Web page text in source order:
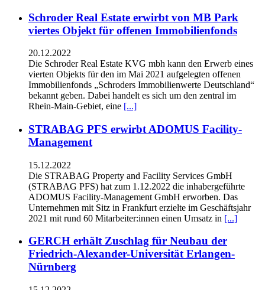
Schroder Real Estate erwirbt von MB Park
viertes Objekt für offenen Immobilienfonds
20.12.2022
Die Schroder Real Estate KVG mbh kann den Erwerb eines
vierten Objekts für den im Mai 2021 aufgelegten offenen
Immobilienfonds „Schroders Immobilienwerte Deutschland“
bekannt geben. Dabei handelt es sich um den zentral im
Rhein-Main-Gebiet, eine [...]
STRABAG PFS erwirbt ADOMUS Facility-
Management
15.12.2022
Die STRABAG Property and Facility Services GmbH
(STRABAG PFS) hat zum 1.12.2022 die inhabergeführte
ADOMUS Facility-Management GmbH erworben. Das
Unternehmen mit Sitz in Frankfurt erzielte im Geschäftsjahr
2021 mit rund 60 Mitarbeiter:innen einen Umsatz in [...]
GERCH erhält Zuschlag für Neubau der
Friedrich-Alexander-Universität Erlangen-
Nürnberg